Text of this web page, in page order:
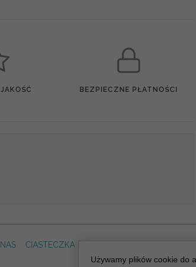
BEZPIECZNE PŁATNOŚCI
CIASTECZKA
Używamy plików cookie do